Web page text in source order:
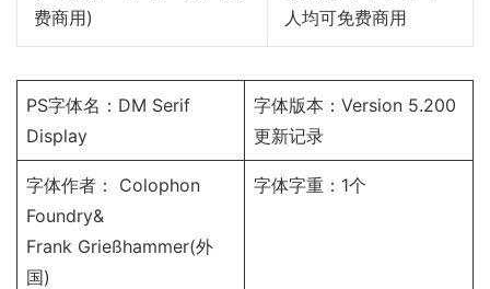
费商用)
人均可免费商用
PS字体名：DM Serif
Display
字体版本：Version 5.200
更新记录
字体作者： Colophon
Foundry&
Frank Grießhammer(外
国)
字体字重：1个